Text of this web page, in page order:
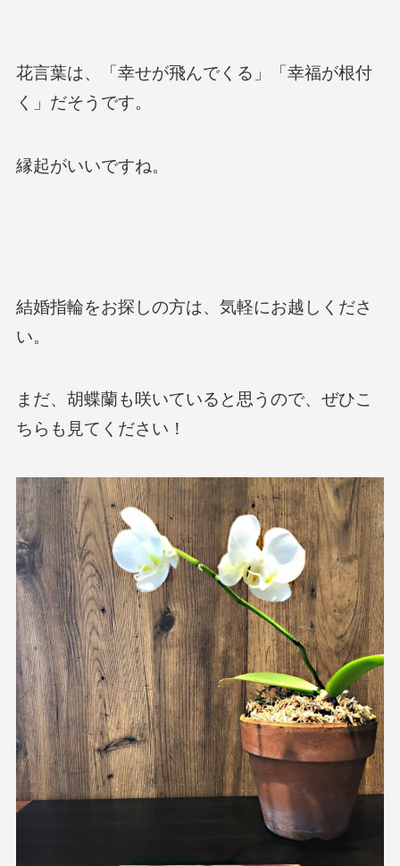
花言葉は、「幸せが飛んでくる」「幸福が根付
く」だそうです。
縁起がいいですね。
結婚指輪をお探しの方は、気軽にお越しくださ
い。
まだ、胡蝶蘭も咲いていると思うので、ぜひこ
ちらも見てください！